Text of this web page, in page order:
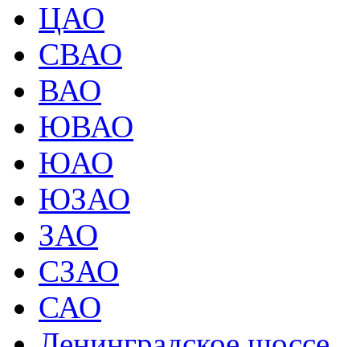
ЦАО
СВАО
ВАО
ЮВАО
ЮАО
ЮЗАО
ЗАО
СЗАО
САО